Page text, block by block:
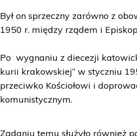
Był on sprzeczny zarówno z
1950 r. między rządem i
Po wygnaniu z diecezji
kurii krakowskiej” w styczniu
przeciwko Kościołowi i
komunistycznym.
Zadaniu temu służyło również